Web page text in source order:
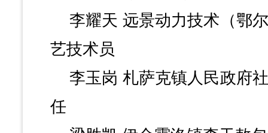
李耀天 远景动力技术（鄂
艺技术员
李玉岗 札萨克镇人民政府
任